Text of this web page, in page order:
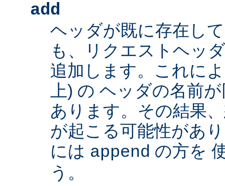
add
ヘッダが既に存在し
も、リクエストヘッ
追加します。これに
上) の ヘッダの名前
あります。その結果
が起こる可能性があ
には append の方を
う。